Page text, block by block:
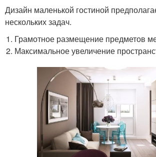
Дизайн маленькой гостиной
нескольких задач.
Грамотное размещение предметов
Максимальное увеличение